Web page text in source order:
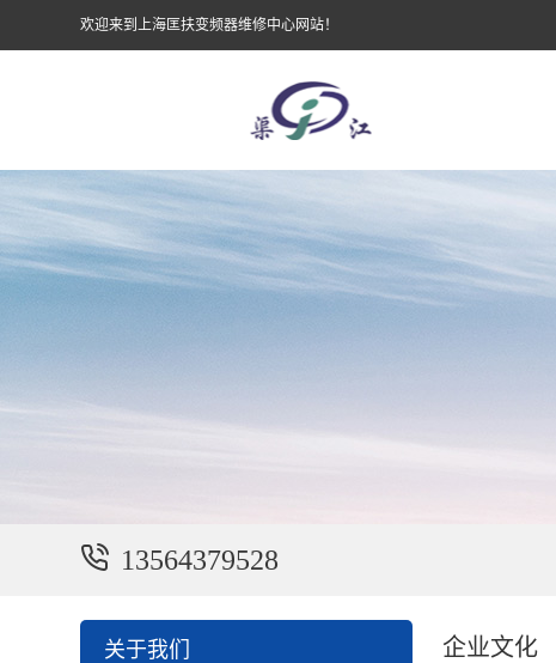
欢迎来到上海匡扶变频器维修中心网站！
13564379528
关于我们 企业文化